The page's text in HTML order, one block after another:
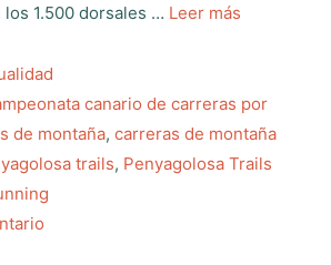
1.500 dorsales … Leer más
canario de carreras por
de montaña, carreras de montaña
trails, Penyagolosa Trails